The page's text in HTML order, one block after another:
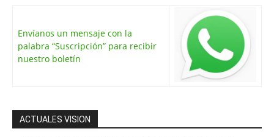
Envíanos un mensaje con la
palabra “Suscripción” para recibir
nuestro boletín
ACTUALES VISION